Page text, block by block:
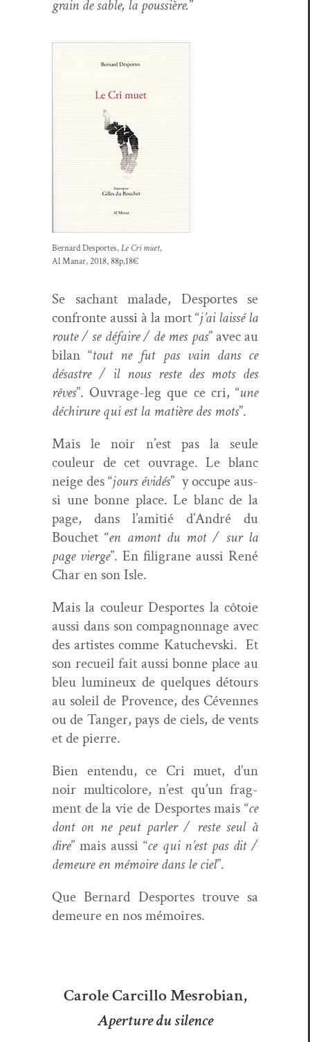
grain de sable, la pous­sière.”
Bernard Desportes,Le Cri muet,
Al Man­ar, 2018, 88p,18€
Se sachant malade, Desportes se
con­fronte aus­si à la mort “j’ai lais­sé la
route / se défaire / de mes pas” avec au
bilan “tout ne fut pas vain dans ce
désas­tre / il nous reste des mots des
rêves”. Ouvrage-leg que ce cri, “une
déchirure qui est la matière des mots”.
Mais le noir n’est pas la seule
couleur de cet ouvrage. Le blanc
neige des “jours évidés” y occupe aus­
si une bonne place. Le blanc de la
page, dans l’ami­tié d’An­dré du
Bouchet “en amont du mot / sur la
page vierge”. En fil­igrane aus­si René
Char en son Isle.
Mais la couleur Desportes la côtoie
aus­si dans son com­pagnon­nage avec
des artistes comme Katuchevs­ki. Et
son recueil fait aus­si bonne place au
bleu lumineux de quelques détours
au soleil de Provence, des Cévennes
ou de Tanger, pays de ciels, de vents
et de pierre.
Bien enten­du, ce Cri muet, d’un
noir mul­ti­col­ore, n’est qu’un frag­
ment de la vie de Desportes mais “ce
dont on ne peut par­ler / reste seul à
dire” mais aus­si “ce qui n’est pas dit /
demeure en mémoire dans le ciel”.
Que Bernard Desportes trou­ve sa
demeure en nos mémoires.
Carole Carcillo Mesrobian,
Aperture du silence